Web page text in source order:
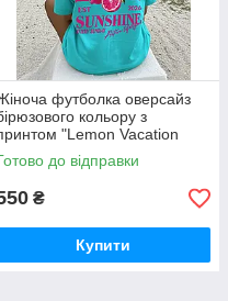
футболка оверсайз
кольору з
"Lemon Vacation
до відправки
₴
Купити